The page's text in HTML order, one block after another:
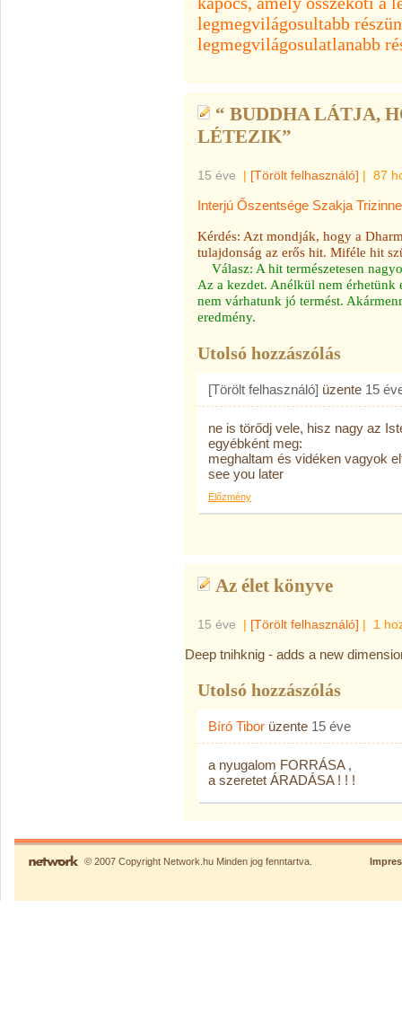
legmegvilágosultabb
legmegvilágosulatlanabb
“ BUDDHA LÁTJA,
LÉTEZIK”
15 éve | [Törölt felhasználó] | 87
Interjú Őszentsége Szakja
Kérdés: Azt mondják, hogy a
tulajdonság az erős hit. Miféle hit
Válasz: A hit természetesen
Az a kezdet. Anélkül nem érhetünk
nem várhatunk jó termést.
eredmény.
Utolsó hozzászólás
[Törölt felhasználó] üzente 15
ne is törődj vele, hisz nagy az
egyébként meg:
meghaltam és vidéken vagyok
see you later
Előzmény
Az élet könyve
15 éve | [Törölt felhasználó] | 1
Deep tnihknig - adds a new
Utolsó hozzászólás
Bíró Tibor üzente 15 éve
a nyugalom FORRÁSA ,
a szeretet ÁRADÁSA ! ! !
© 2007 Copyright Network.hu Minden jog fenntartva.